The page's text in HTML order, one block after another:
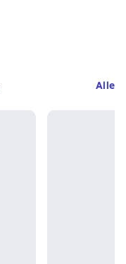
Alle